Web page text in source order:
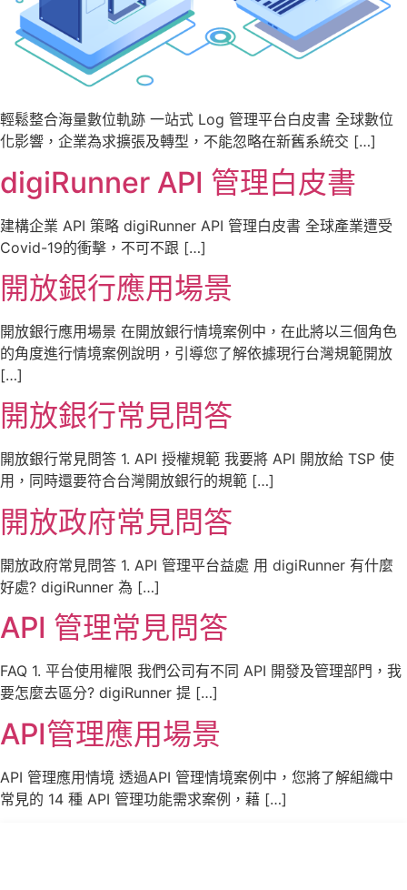
輕鬆整合海量數位軌跡 一站式 Log 管理平台白皮書 全球數位
化影響，企業為求擴張及轉型，不能忽略在新舊系統交 […]
digiRunner API 管理白皮書
建構企業 API 策略 digiRunner API 管理白皮書 全球產業遭受
Covid-19的衝擊，不可不跟 […]
開放銀行應用場景
開放銀行應用場景 在開放銀行情境案例中，在此將以三個角色
的角度進行情境案例說明，引導您了解依據現行台灣規範開放
[…]
開放銀行常見問答
開放銀行常見問答 1. API 授權規範 我要將 API 開放給 TSP 使
用，同時還要符合台灣開放銀行的規範 […]
開放政府常見問答
開放政府常見問答 1. API 管理平台益處 用 digiRunner 有什麼
好處? digiRunner 為 […]
API 管理常見問答
FAQ 1. 平台使用權限 我們公司有不同 API 開發及管理部門，我
要怎麼去區分? digiRunner 提 […]
API管理應用場景
API 管理應用情境 透過API 管理情境案例中，您將了解組織中
常見的 14 種 API 管理功能需求案例，藉 […]